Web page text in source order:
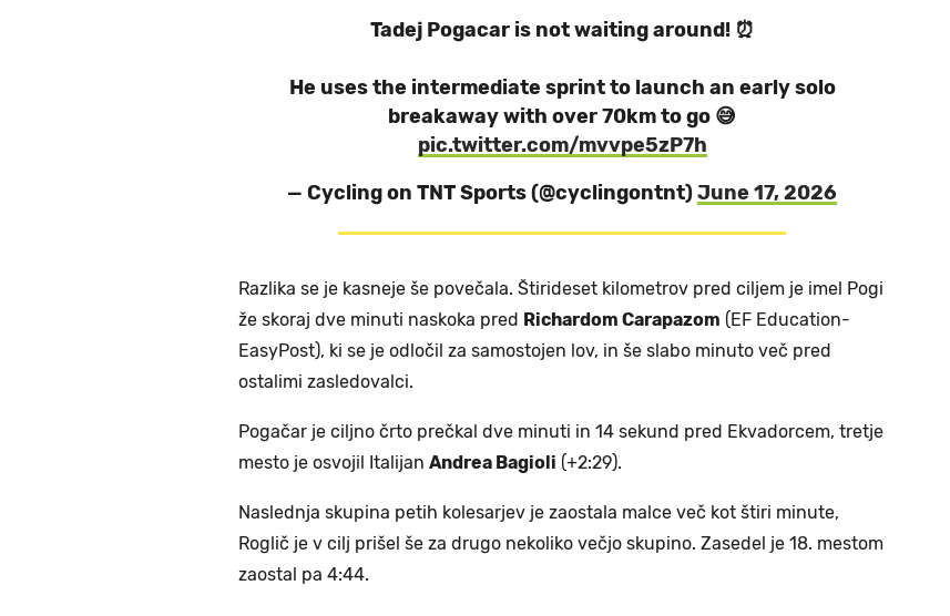
Tadej Pogacar is not waiting around! ⏰
He uses the intermediate sprint to launch an early solo
breakaway with over 70km to go 😅
pic.twitter.com/mvvpe5zP7h
— Cycling on TNT Sports (@cyclingontnt)June 17, 2026
Razlika se je kasneje še povečala. Štirideset kilometrov pred ciljem je imel Pogi
že skoraj dve minuti naskoka pred Richardom Carapazom (EF Education-
EasyPost), ki se je odločil za samostojen lov, in še slabo minuto več pred
ostalimi zasledovalci.
Pogačar je ciljno črto prečkal dve minuti in 14 sekund pred Ekvadorcem, tretje
mesto je osvojil Italijan Andrea Bagioli (+2:29).
Naslednja skupina petih kolesarjev je zaostala malce več kot štiri minute,
Roglič je v cilj prišel še za drugo nekoliko večjo skupino. Zasedel je 18. mestom
zaostal pa 4:44.